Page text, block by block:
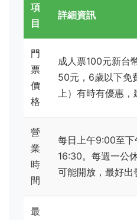
項
目
詳細資訊
門
票
價
格
成人票100元新台
50元，6歲以下免
上）有時有優惠，
營
業
時
間
每日上午9:00至下
16:30。每週一公
可能開放，最好出
最